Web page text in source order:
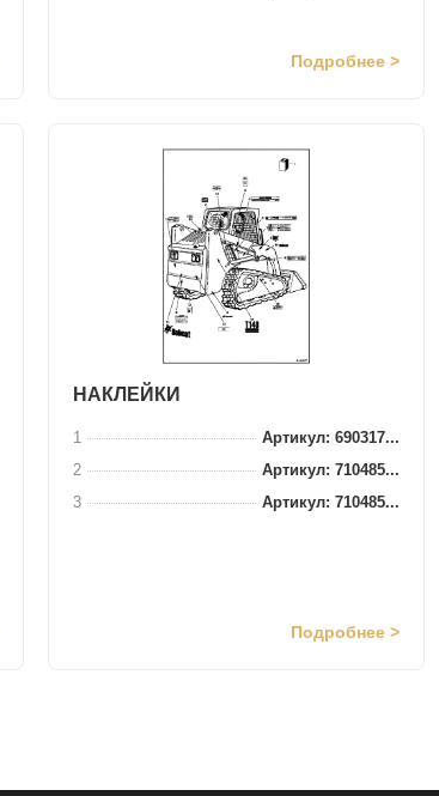
Подробнее >
НАКЛЕЙКИ
1
Артикул: 690317...
2
Артикул: 710485...
3
Артикул: 710485...
Подробнее >